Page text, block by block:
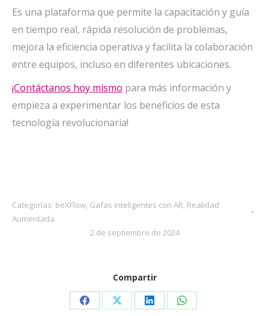
Es una plataforma que permite la capacitación y guía
en tiempo real, rápida resolución de problemas,
mejora la eficiencia operativa y facilita la colaboración
entre equipos, incluso en diferentes ubicaciones.
¡Contáctanos hoy mismo para más información y
empieza a experimentar los beneficios de esta
tecnología revolucionaria!
Categorías: beXFlow, Gafas inteligentes con AR, Realidad
Aumentada
2 de septiembre de 2024
Compartir
Share Share Share Share